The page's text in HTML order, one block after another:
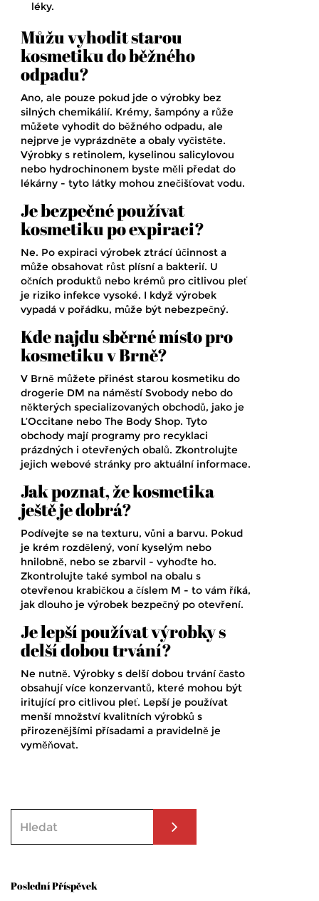
léky.
Můžu vyhodit starou
kosmetiku do běžného
odpadu?
Ano, ale pouze pokud jde o výrobky bez
silných chemikálií. Krémy, šampóny a růže
můžete vyhodit do běžného odpadu, ale
nejprve je vyprázdněte a obaly vyčistěte.
Výrobky s retinolem, kyselinou salicylovou
nebo hydrochinonem byste měli předat do
lékárny - tyto látky mohou znečišťovat vodu.
Je bezpečné používat
kosmetiku po expiraci?
Ne. Po expiraci výrobek ztrácí účinnost a
může obsahovat růst plísní a bakterií. U
očních produktů nebo krémů pro citlivou pleť
je riziko infekce vysoké. I když výrobek
vypadá v pořádku, může být nebezpečný.
Kde najdu sběrné místo pro
kosmetiku v Brně?
V Brně můžete přinést starou kosmetiku do
drogerie DM na náměstí Svobody nebo do
některých specializovaných obchodů, jako je
L’Occitane nebo The Body Shop. Tyto
obchody mají programy pro recyklaci
prázdných i otevřených obalů. Zkontrolujte
jejich webové stránky pro aktuální informace.
Jak poznat, že kosmetika
ještě je dobrá?
Podívejte se na texturu, vůni a barvu. Pokud
je krém rozdělený, voní kyselým nebo
hnilobně, nebo se zbarvil - vyhoďte ho.
Zkontrolujte také symbol na obalu s
otevřenou krabičkou a číslem M - to vám říká,
jak dlouho je výrobek bezpečný po otevření.
Je lepší používat výrobky s
delší dobou trvání?
Ne nutně. Výrobky s delší dobou trvání často
obsahují více konzervantů, které mohou být
iritující pro citlivou pleť. Lepší je používat
menší množství kvalitních výrobků s
přirozenějšími přísadami a pravidelně je
vyměňovat.
Poslední Příspěvek